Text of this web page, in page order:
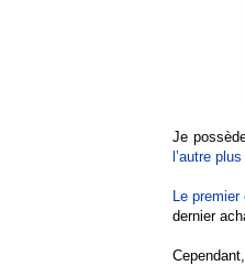
Je
l’autre
Le
dernier